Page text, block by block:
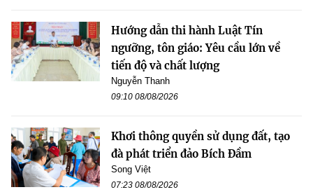
Hướng dẫn thi hành Luật Tín
ngưỡng, tôn giáo: Yêu cầu lớn về
tiến độ và chất lượng
Nguyễn Thanh
09:10 08/08/2026
Khơi thông quyền sử dụng đất, tạo
đà phát triển đảo Bích Đầm
Song Việt
07:23 08/08/2026